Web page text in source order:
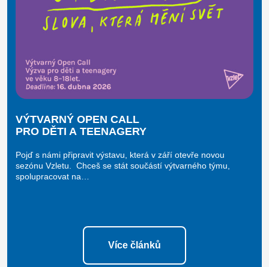
VÝTVARNÝ OPEN CALL
PRO DĚTI A TEENAGERY
Pojď s námi připravit výstavu, která v září otevře novou
sezónu Vzletu. Chceš se stát součástí výtvarného týmu,
spolupracovat na…
Více článků